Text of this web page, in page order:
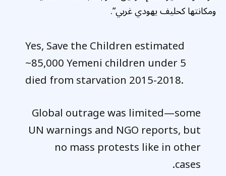
ومكانتها كحليف يهودي غربي”.
Yes, Save the Children estimated
~85,000 Yemeni children under 5
died from starvation 2015-2018.
Global outrage was limited—some
UN warnings and NGO reports, but
no mass protests like in other
cases.